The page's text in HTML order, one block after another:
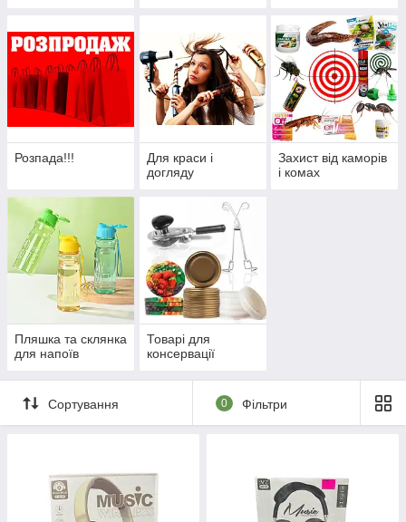
Розпада!!!
Для краси і
догляду
Захист від каморів
і комах
Пляшка та склянка
для напоїв
Товарі для
консервації
Сортування 0 Фільтри